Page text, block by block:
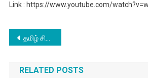
Link : https://www.youtube.com/
Post
navigation
தமிழ் சினிமாவின் வெளிநாட்டு முன்னணி சக்தி மணமுடித்தார்: அகிம்சா என்டர்டெயின்மென்ட் நிறுவனர் வித்துர்ஸ், லிஷாவுடன் திருமணம்
RELATED POSTS